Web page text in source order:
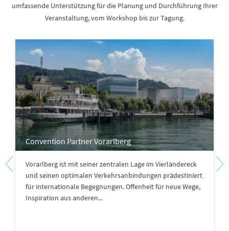
umfassende Unterstützung für die Planung und Durchführung Ihrer
Veranstaltung, vom Workshop bis zur Tagung.
Convention Partner Vorarlberg
Vorarlberg ist mit seiner zentralen Lage im Vierländereck
und seinen optimalen Verkehrsanbindungen prädestiniert
für internationale Begegnungen. Offenheit für neue Wege,
Inspiration aus anderen...